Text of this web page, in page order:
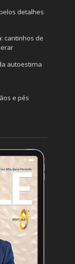
detalhes
cantinhos de
autoestima
e pés